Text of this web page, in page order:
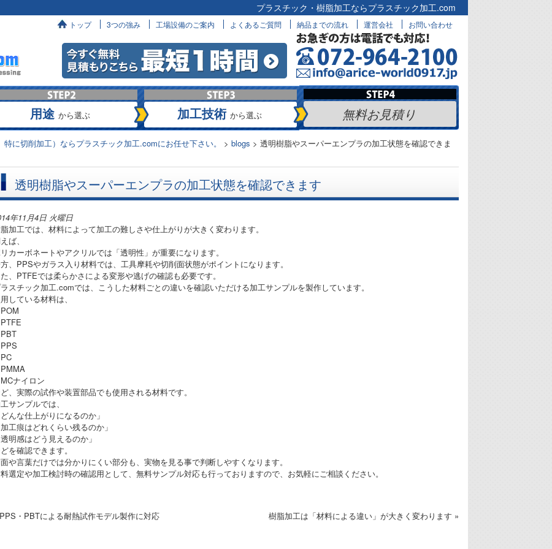
プラスチック・樹脂加工ならプラスチック加工.com
へ
トップ 3つの強み 工場設備のご案内 よくあるご質問 納品までの流れ 運営会社 お問い合わせ
用途 から選ぶ 加工技術 から選ぶ 無料お見積り
に切削加工）ならプラスチック加工.comにお任せ下さい。 > blogs > 透明樹脂やスーパーエンプラの加工状態を確認できま
透明樹脂やスーパーエンプラの加工状態を確認できます
年11月4日 火曜日
加工では、材料によって加工の難しさや仕上がりが大きく変わります。
ば、
カーボネートやアクリルでは「透明性」が重要になります。
、PPSやガラス入り材料では、工具摩耗や切削面状態がポイントになります。
、PTFEでは柔らかさによる変形や逃げの確認も必要です。
スチック加工.comでは、こうした材料ごとの違いを確認いただける加工サンプルを製作しています。
している材料は、
POM
PTFE
PBT
PPS
PC
PMMA
MCナイロン
、実際の試作や装置部品でも使用される材料です。
サンプルでは、
どんな仕上がりになるのか」
加工痕はどれくらい残るのか」
透明感はどう見えるのか」
を確認できます。
や言葉だけでは分かりにくい部分も、実物を見る事で判断しやすくなります。
選定や加工検討時の確認用として、無料サンプル対応も行っておりますので、お気軽にご相談ください。
・PBTによる耐熱試作モデル製作に対応 樹脂加工は「材料による違い」が大きく変わります »